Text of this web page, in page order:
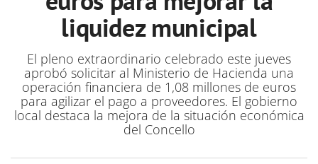
liquidez municipal
El pleno extraordinario celebrado este jueves
aprobó solicitar al Ministerio de Hacienda una
operación financiera de 1,08 millones de euros
para agilizar el pago a proveedores. El gobierno
local destaca la mejora de la situación económica
del Concello